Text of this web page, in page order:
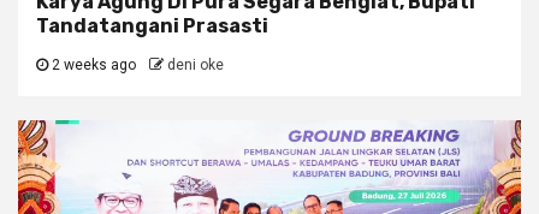
Tandatangani Prasasti
2 weeks ago deni oke